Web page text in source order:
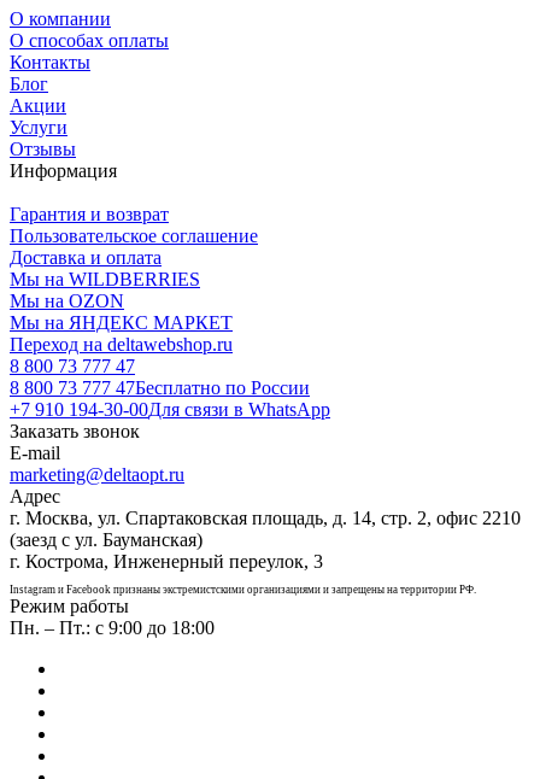
О компании
О способах оплаты
Контакты
Блог
Акции
Услуги
Отзывы
Информация
Гарантия и возврат
Пользовательское соглашение
Доставка и оплата
Мы на WILDBERRIES
Мы на OZON
Мы на ЯНДЕКС МАРКЕТ
Переход на deltawebshop.ru
8 800 73 777 47
8 800 73 777 47Бесплатно по России
+7 910 194-30-00Для связи в WhatsApp
Заказать звонок
E-mail
marketing@deltaopt.ru
Адрес
г. Москва, ул. Спартаковская площадь, д. 14, стр. 2, офис 2210
(заезд с ул. Бауманская)
г. Кострома, Инженерный переулок, 3
Instagram и Facebook признаны экстремистскими организациями и запрещены на территории РФ.
Режим работы
Пн. – Пт.: с 9:00 до 18:00